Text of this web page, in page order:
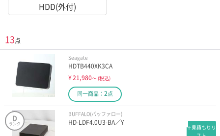
HDD(外付)
13点
Seagate
HDTB440XK3CA
¥21,980～ (税込)
同一商品： 2点
D
ランク
BUFFALO(バッファロー)
HD-LDF4.0U3-BA／Y
＋見積もりリ